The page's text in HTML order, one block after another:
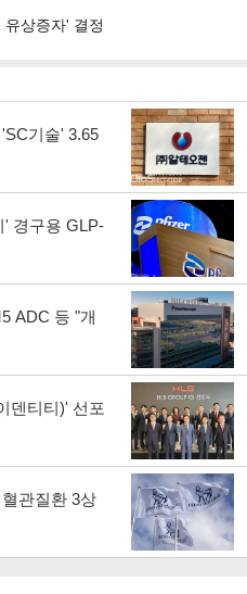
상증자' 결정
기술' 3.65
' 경구용 GLP-
ADC 등 "개
덴티티)' 선포
관질환 3상